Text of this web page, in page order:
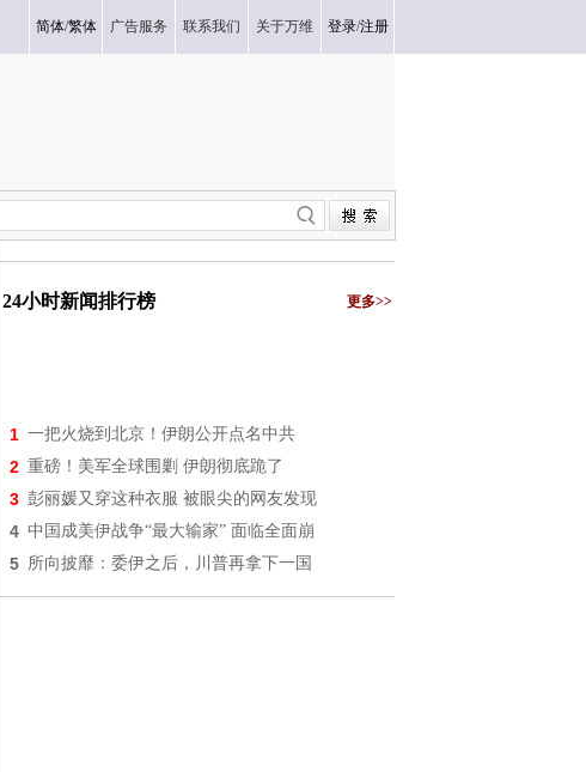
简体/繁体 广告服务 联系我们 关于万维 登录/注册
24小时新闻排行榜 更多>>
1 一把火烧到北京！伊朗公开点名中共
2 重磅！美军全球围剿 伊朗彻底跪了
3 彭丽媛又穿这种衣服 被眼尖的网友发现
4 中国成美伊战争“最大输家” 面临全面崩
5 所向披靡：委伊之后，川普再拿下一国